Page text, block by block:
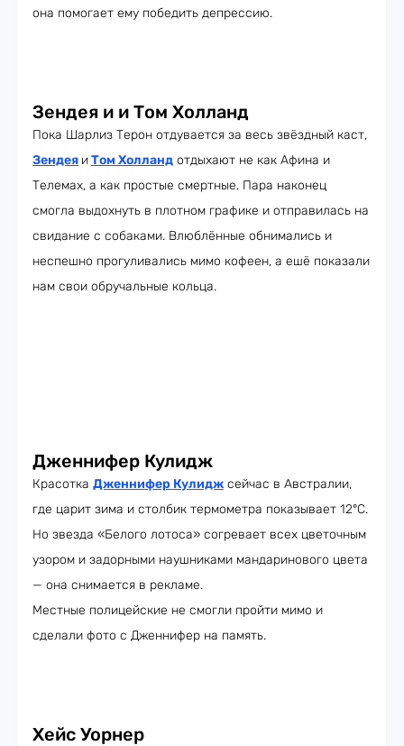
она помогает ему победить депрессию.
Зендея и и Том Холланд
Пока Шарлиз Терон отдувается за весь звёздный каст,
Зендея иТом Холланд отдыхают не как Афина и
Телемах, а как простые смертные. Пара наконец
смогла выдохнуть в плотном графике и отправилась на
свидание с собаками. Влюблённые обнимались и
неспешно прогуливались мимо кофеен, а ешё показали
нам свои обручальные кольца.
Дженнифер Кулидж
Красотка Дженнифер Кулидж сейчас в Австралии,
где царит зима и столбик термометра показывает 12°C.
Но звезда «Белого лотоса» согревает всех цветочным
узором и задорными наушниками мандаринового цвета
— она снимается в рекламе.
Местные полицейские не смогли пройти мимо и
сделали фото с Дженнифер на память.
Хейс Уорнер